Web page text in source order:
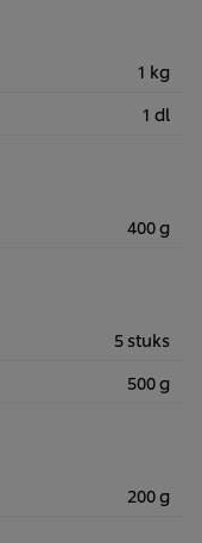
1 kg
1 dl
400 g
5 stuks
500 g
200 g